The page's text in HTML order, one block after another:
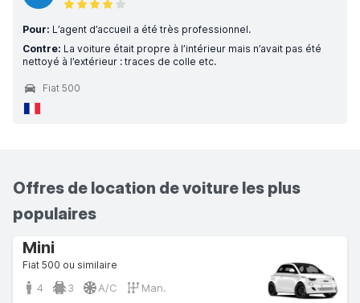
Pour: L’agent d’accueil a été très professionnel.
Contre: La voiture était propre à l’intérieur mais n’avait pas été
nettoyé à l’extérieur : traces de colle etc.
Fiat 500
Offres de location de voiture les plus
populaires
Mini
Fiat 500 ou similaire
4 3 A/C Man.